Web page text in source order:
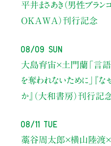
平井まさあき（男性ブランコ
OKAWA）刊行記念
08/09 Sun
大島育宙×土門蘭 「言
を奪われないために」
『
か』（大和書房）刊行記
08/11 Tue
藁谷周太郎×横山陸渡×